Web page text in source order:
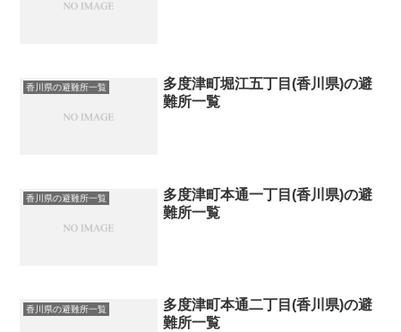
香川県の避難所一覧
多度津町堀江五丁目(香川県)の避
難所一覧
香川県の避難所一覧
多度津町本通一丁目(香川県)の避
難所一覧
香川県の避難所一覧
多度津町本通二丁目(香川県)の避
難所一覧